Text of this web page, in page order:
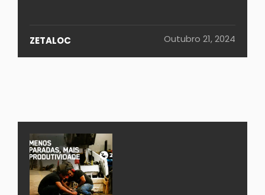
ZETALOC Outubro 21, 2024